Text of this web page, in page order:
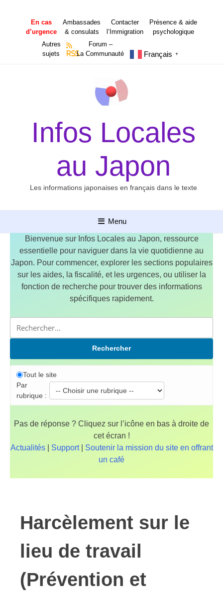
contenu
En cas
d’urgence
Ambassades
& consulats
Contacter
l’Immigration
Présence & aide
psychologique
Autres
sujets
RSS
Forum –
La Communauté
Français ▼
Infos Locales
au Japon
Les informations japonaises en français dans le texte
Menu
Bienvenue sur Infos Locales au Japon, ressource
essentielle pour naviguer dans la vie quotidienne au
Japon. Pour commencer, explorer les sections populaires
sur les aides, la fiscalité, et les urgences, ou utiliser la
fonction de recherche pour trouver des informations
spécifiques rapidement.
Rechercher
Tout le site
Par
rubrique :
Pas de réponse ? Cliquez sur l’icône en bas à droite de
cet écran !
Actualités| Support| Soutenir la mission du site en offrant
un café
Harcèlement sur le
lieu de travail
(Prévention et